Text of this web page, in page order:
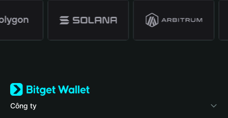
Công ty